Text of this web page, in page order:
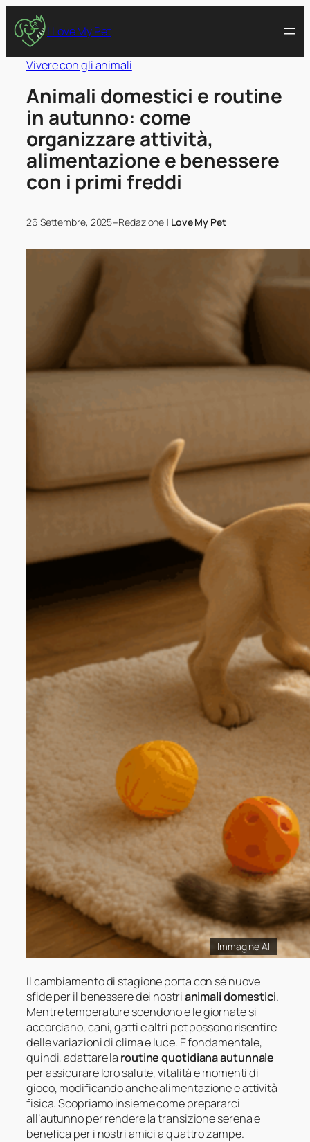
I Love My Pet
Vivere con gli animali
Animali domestici e routine
in autunno: come
organizzare attività,
alimentazione e benessere
con i primi freddi
26 Settembre, 2025–Redazione I Love My Pet
Immagine AI
Il cambiamento di stagione porta con sé nuove
sfide per il benessere dei nostrianimali domestici.
Mentre temperature scendono e le giornate si
accorciano, cani, gatti e altri pet possono risentire
delle variazioni di clima e luce. È fondamentale,
quindi, adattare la routine quotidiana autunnale
per assicurare loro salute, vitalità e momenti di
gioco, modificando anche alimentazione e attività
fisica. Scopriamo insieme come prepararci
all’autunno per rendere la transizione serena e
benefica per i nostri amici a quattro zampe.